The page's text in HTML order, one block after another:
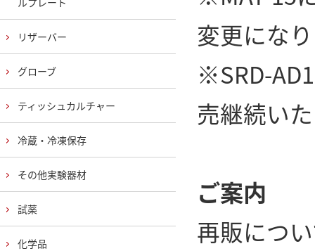
変更にな
※SRD-
売継続い
ご案内
再販につ
リザーバー
グローブ
ティッシュカルチャー
冷蔵・冷凍保存
その他実験器材
試薬
化学品